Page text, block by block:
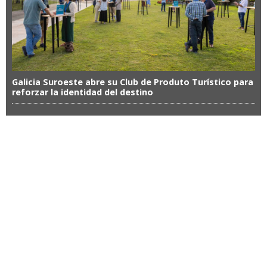
Galicia Suroeste abre su Club de Produto Turístico para
reforzar la identidad del destino